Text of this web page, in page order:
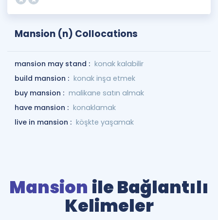
Mansion (n) Collocations
mansion may stand : konak kalabilir
build mansion : konak inşa etmek
buy mansion : malikane satın almak
have mansion : konaklamak
live in mansion : köşkte yaşamak
Mansion ile Bağlantılı
Kelimeler